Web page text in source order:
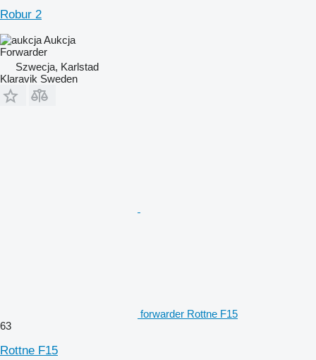
Robur 2
Aukcja
Forwarder
Szwecja, Karlstad
Klaravik Sweden
forwarder Rottne F15
63
Rottne F15